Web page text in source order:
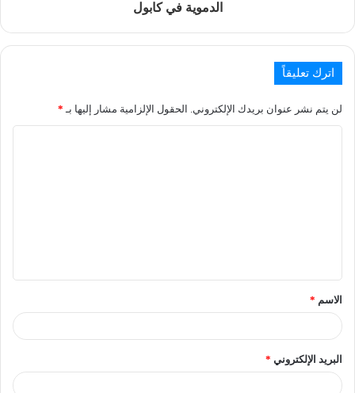
الدموية في كابول
اترك تعليقاً
لن يتم نشر عنوان بريدك الإلكتروني. الحقول الإلزامية مشار إليها بـ *
الاسم *
البريد الإلكتروني *